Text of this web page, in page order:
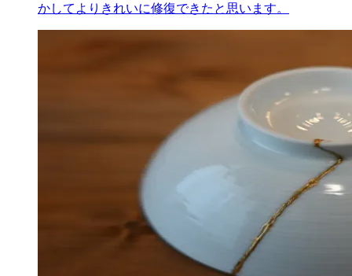
かしてよりきれいに修復できたと思います。